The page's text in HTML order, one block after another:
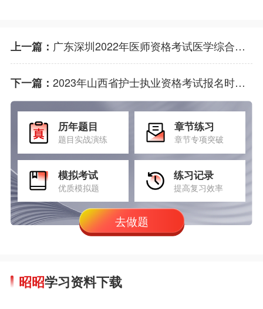
上一篇： 广东深圳2022年医师资格考试医学综合考试二试报名缴费时间
下一篇： 2023年山西省护士执业资格考试报名时间！
历年题目
题目实战演练
章节练习
章节专项突破
模拟考试
优质模拟题
练习记录
提高复习效率
去做题
昭昭学习资料下载